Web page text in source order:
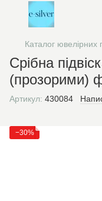
Каталог ювелірних
Срібна
(прозорими)
Артикул: 430084
−30%